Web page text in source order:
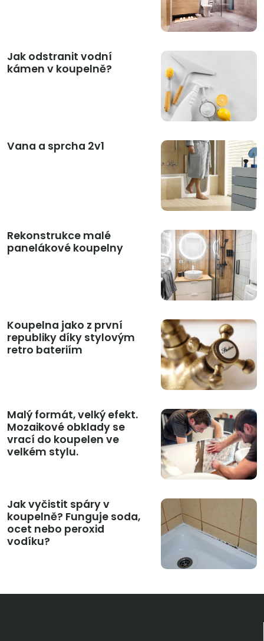
Jak odstranit vodní
kámen v koupelně?
Vana a sprcha 2v1
Rekonstrukce malé
panelákové koupelny
Koupelna jako z první
republiky díky stylovým
retro bateriím
Malý formát, velký efekt.
Mozaikové obklady se
vrací do koupelen ve
velkém stylu.
Jak vyčistit spáry v
koupelně? Funguje soda,
ocet nebo peroxid
vodíku?